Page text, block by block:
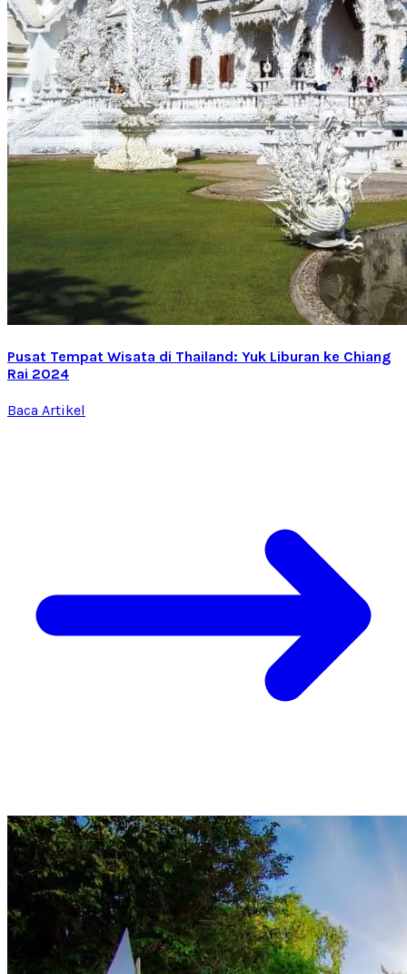
Pusat Tempat Wisata di Thailand: Yuk Liburan ke Chiang
Rai 2024
Baca Artikel